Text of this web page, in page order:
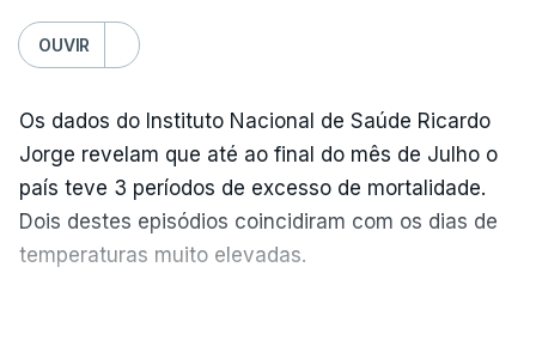
OUVIR
Os dados do Instituto Nacional de Saúde Ricardo
Jorge revelam que até ao final do mês de Julho o
país teve 3 períodos de excesso de mortalidade.
Dois destes episódios coincidiram com os dias de
temperaturas muito elevadas.